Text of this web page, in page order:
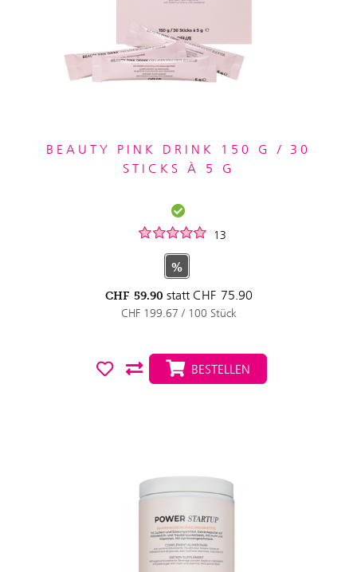
BEAUTY PINK DRINK 150 G / 30
STICKS À 5 G
13
%
CHF 59.90 statt CHF 75.90
CHF 199.67 / 100 Stück
BESTELLEN